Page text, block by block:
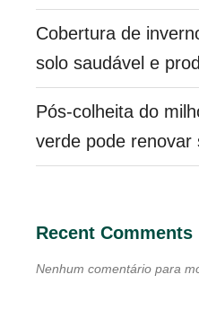
Cobertura de
solo saudável e
Pós-colheita do
verde pode renovar
Recent Comments
Nenhum comentário para